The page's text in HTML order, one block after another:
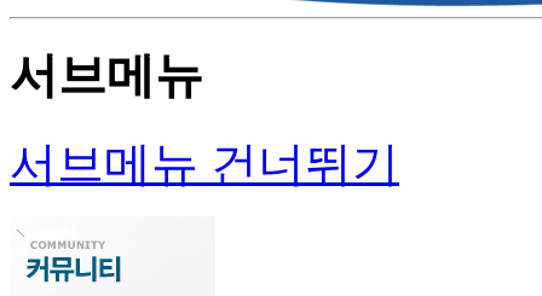
서브메뉴
서브메뉴 건너뛰기